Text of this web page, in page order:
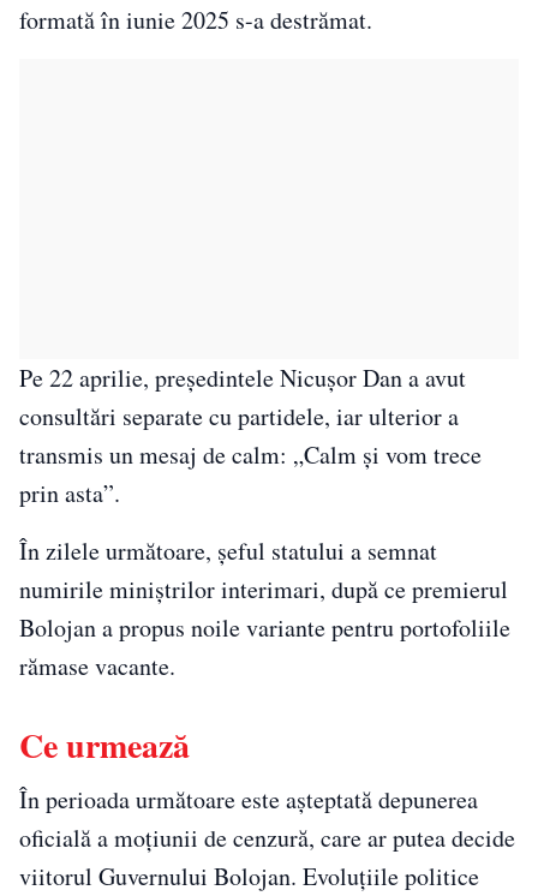
formată în iunie 2025 s-a destrămat.
Pe 22 aprilie, președintele Nicușor Dan a avut
consultări separate cu partidele, iar ulterior a
transmis un mesaj de calm: „Calm și vom trece
prin asta”.
În zilele următoare, șeful statului a semnat
numirile miniștrilor interimari, după ce premierul
Bolojan a propus noile variante pentru portofoliile
rămase vacante.
Ce urmează
În perioada următoare este așteptată depunerea
oficială a moțiunii de cenzură, care ar putea decide
viitorul Guvernului Bolojan. Evoluțiile politice